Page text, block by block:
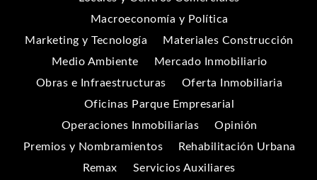
Macroeconomía y Política
Marketing y Tecnología
Materiales Construcción
Medio Ambiente
Mercado Inmobiliario
Obras e Infraestructuras
Oferta Inmobiliaria
Oficinas Parque Empresarial
Operaciones Inmobiliarias
Opinión
Premios y Nombramientos
Rehabilitación Urbana
Remax
Servicios Auxiliares